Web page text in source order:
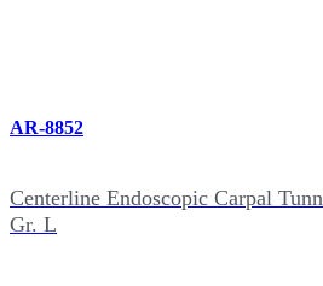
AR-8852
Centerline Endoscopic Carpal
Gr. L